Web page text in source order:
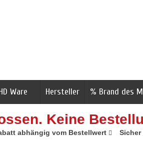
Ware Hersteller % Brand des
Keine
abhängig vom Bestellwert Sicher